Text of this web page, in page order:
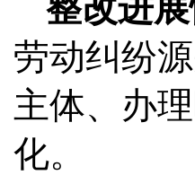
整改进展
劳动纠纷
主体、办
化。